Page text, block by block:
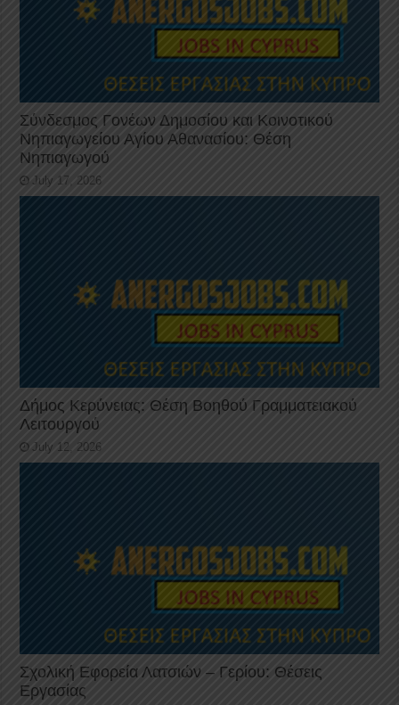
Σύνδεσμος Γονέων Δημοσίου και Κοινοτικού
Νηπιαγωγείου Αγίου Αθανασίου: Θέση
Νηπιαγωγού
July 17, 2026
Δήμος Κερύνειας: Θέση Βοηθού Γραμματειακού
Λειτουργού
July 12, 2026
Σχολική Εφορεία Λατσιών – Γερίου: Θέσεις
Εργασίας